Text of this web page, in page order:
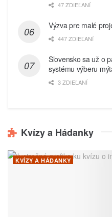
47 ZDIEĽANÍ
Výzva pre malé
447 ZDIEĽANÍ
Slovensko sa už o
systému výberu
3 ZDIEĽANÍ
Kvízy a Hádanky
KVÍZY A HÁDANKY